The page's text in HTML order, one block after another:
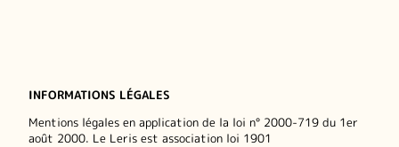
INFORMATIONS LÉGALES
Mentions légales en application de la loi n° 2000-719 du 1er
août 2000. Le Leris est association loi 1901